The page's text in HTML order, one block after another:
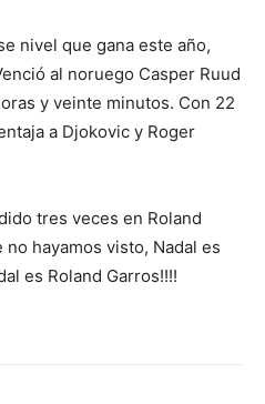
nivel que gana este año,
al noruego Casper Ruud
y veinte minutos. Con 22
a Djokovic y Roger
tres veces en Roland
hayamos visto, Nadal es
es Roland Garros!!!!